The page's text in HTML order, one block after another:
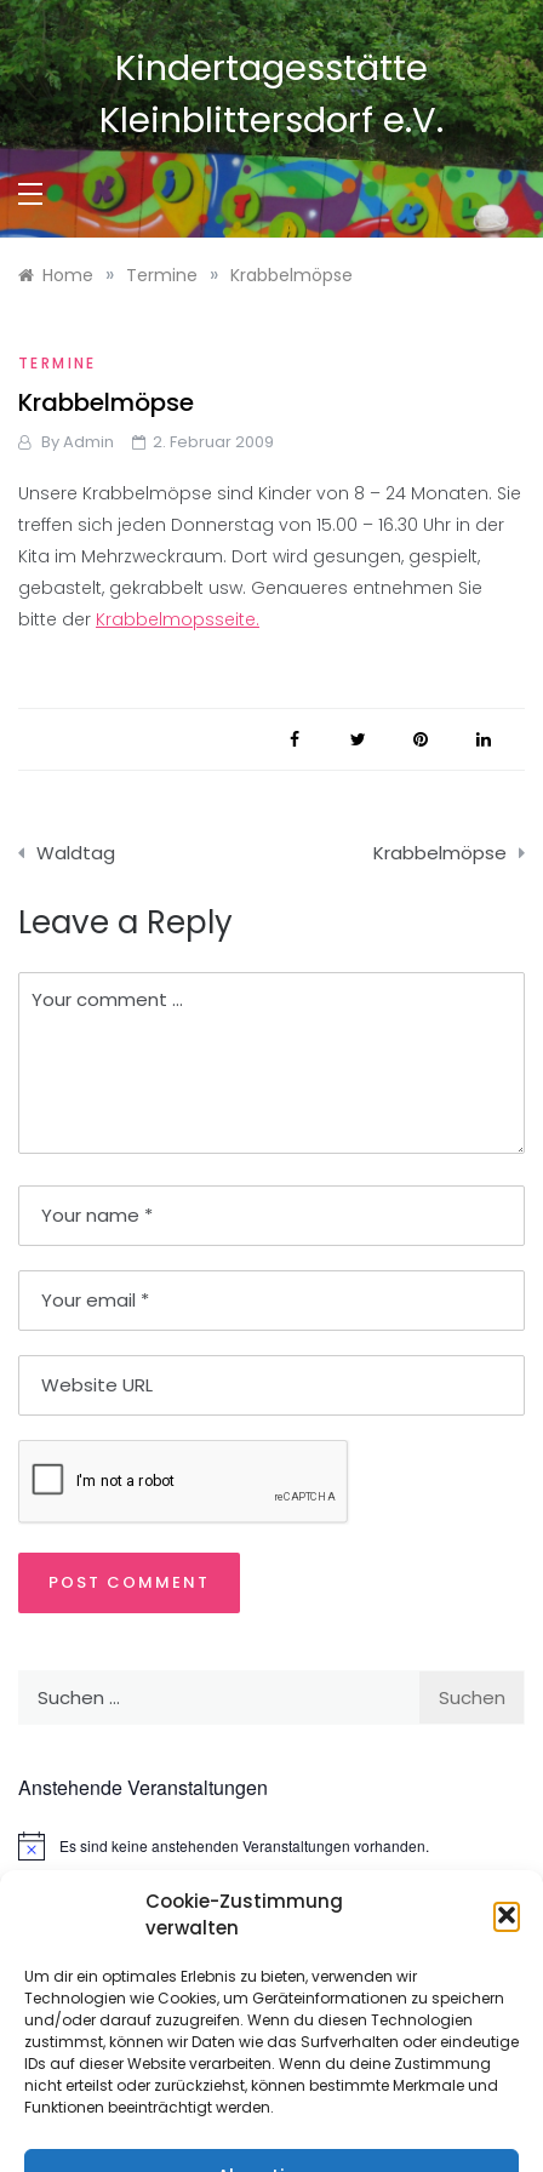
Cookie-Zustimmung
verwalten
Um dir ein optimales Erlebnis zu bieten, verwenden wir
Technologien wie Cookies, um Geräteinformationen zu speichern
und/oder darauf zuzugreifen. Wenn du diesen Technologien
zustimmst, können wir Daten wie das Surfverhalten oder eindeutige
IDs auf dieser Website verarbeiten. Wenn du deine Zustimmung
nicht erteilst oder zurückziehst, können bestimmte Merkmale und
Funktionen beeinträchtigt werden.
Skip
to
content
Kindertagesstätte
Kleinblittersdorf e.V.
Home » Termine » Krabbelmöpse
TERMINE
Krabbelmöpse
ByAdmin 2. Februar 2009
Unsere Krabbelmöpse sind Kinder von 8 – 24 Monaten. Sie
treffen sich jeden Donnerstag von 15.00 – 16.30 Uhr in der
Kita im Mehrzweckraum. Dort wird gesungen, gespielt,
gebastelt, gekrabbelt usw. Genaueres entnehmen Sie
bitte der Krabbelmopsseite.
Beitragsnavigation
Waldtag Krabbelmöpse
Leave a Reply
Anstehende Veranstaltungen
HinweisEs sind keine anstehenden Veranstaltungen vorhanden.
META
Anmelden
Eintrags-Feed
Kommentar-Feed